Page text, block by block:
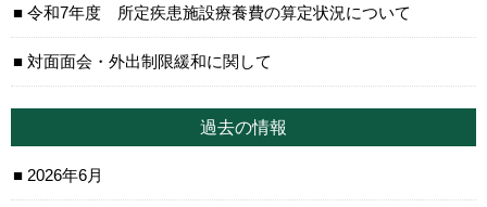
令和7年度 所定疾患施設療養費の算定状況について
対面面会・外出制限緩和に関して
過去の情報
2026年6月